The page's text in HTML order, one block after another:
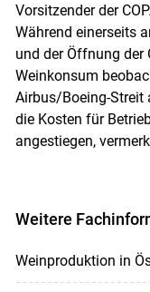
Vorsitzender der
Während einerseits
und der Öffnung der
Weinkonsum
Airbus/Boeing-Streit
die Kosten für
angestiegen,
Weitere
Weinproduktion in